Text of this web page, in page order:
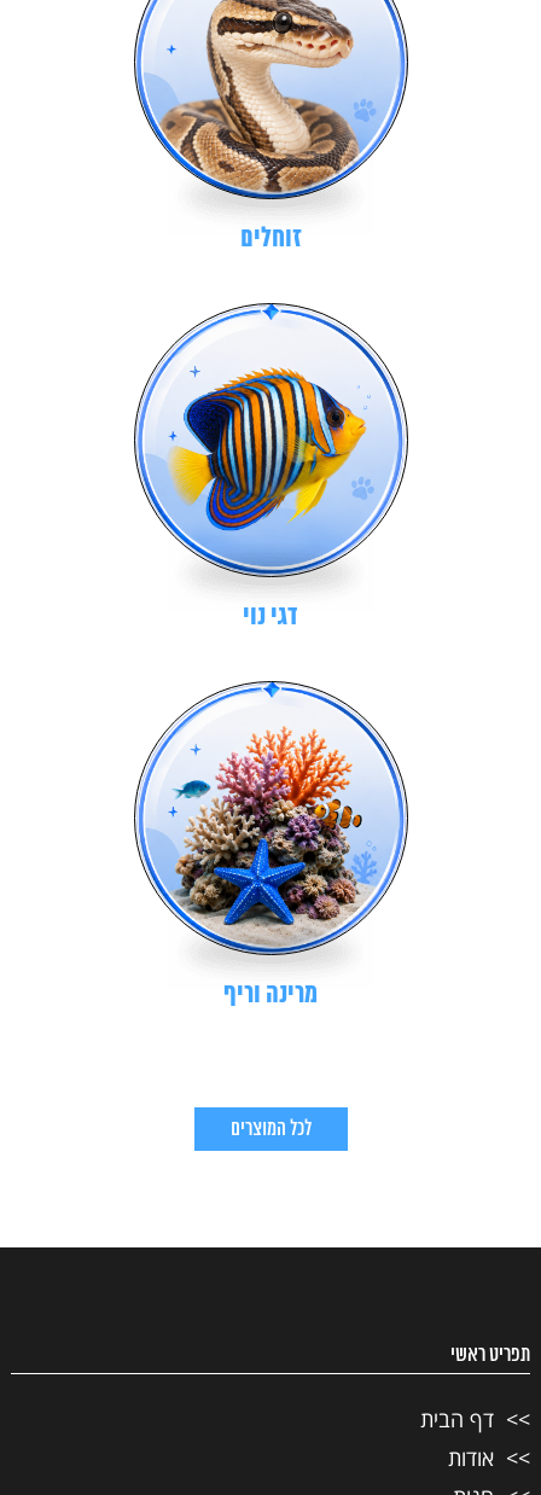
זוחלים
דגי נוי
מרינה וריף
לכל המוצרים
תפריט ראשי
דף הבית
אודות